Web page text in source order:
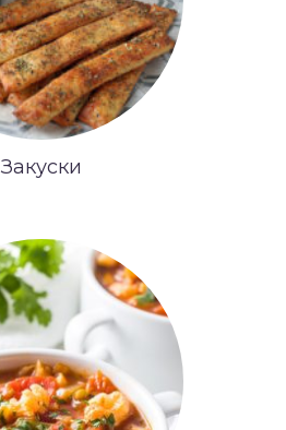
Закуски